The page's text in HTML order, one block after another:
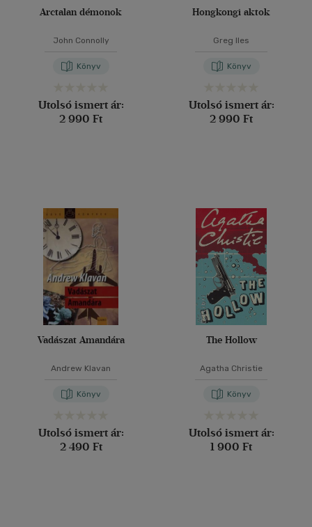
Arctalan démonok
John Connolly
Könyv
Utolsó ismert ár:
2 990 Ft
Hongkongi aktok
Greg Iles
Könyv
Utolsó ismert ár:
2 990 Ft
Vadászat Amandára
Andrew Klavan
Könyv
Utolsó ismert ár:
2 490 Ft
The Hollow
Agatha Christie
Könyv
Utolsó ismert ár:
1 900 Ft